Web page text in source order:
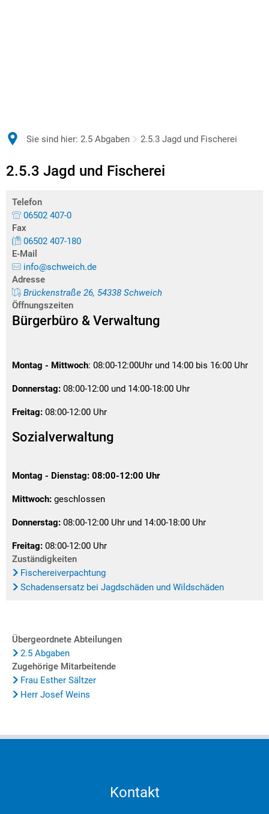
Sie sind hier: 2.5 Abgaben 2.5.3 Jagd und Fischerei
2.5.3 Jagd und Fischerei
Telefon
06502 407-0
Fax
06502 407-180
E-Mail
info@schweich.de
Adresse
Brückenstraße 26, 54338 Schweich
Öffnungszeiten
Bürgerbüro & Verwaltung
Montag - Mittwoch: 08:00-12:00Uhr und 14:00 bis 16:00 Uhr
Donnerstag: 08:00-12:00 und 14:00-18:00 Uhr
Freitag: 08:00-12:00 Uhr
Sozialverwaltung
Montag - Dienstag: 08:00-12:00 Uhr
Mittwoch: geschlossen
Donnerstag: 08:00-12:00 Uhr und 14:00-18:00 Uhr
Freitag: 08:00-12:00 Uhr
Zuständigkeiten
Fischereiverpachtung
Schadensersatz bei Jagdschäden und Wildschäden
Übergeordnete Abteilungen
2.5 Abgaben
Zugehörige Mitarbeitende
Frau Esther Sältzer
Herr Josef Weins
Kontakt